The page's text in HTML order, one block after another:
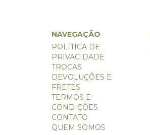
NAVEGAÇÃO
POLÍTICA DE
PRIVACIDADE
TROCAS
DEVOLUÇÕES E
FRETES
TERMOS E
CONDIÇÕES
CONTATO
QUEM SOMOS